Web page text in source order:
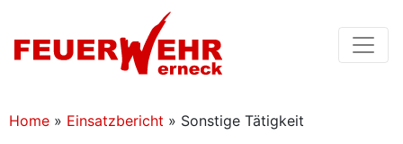
Home » Einsatzbericht » Sonstige Tätigkeit